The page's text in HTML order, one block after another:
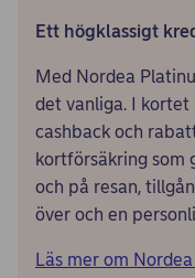
Ett högklassigt
Med Nordea
det vanliga. I
cashback och
kortförsäkring som
och på resan,
över och en
Läs mer om